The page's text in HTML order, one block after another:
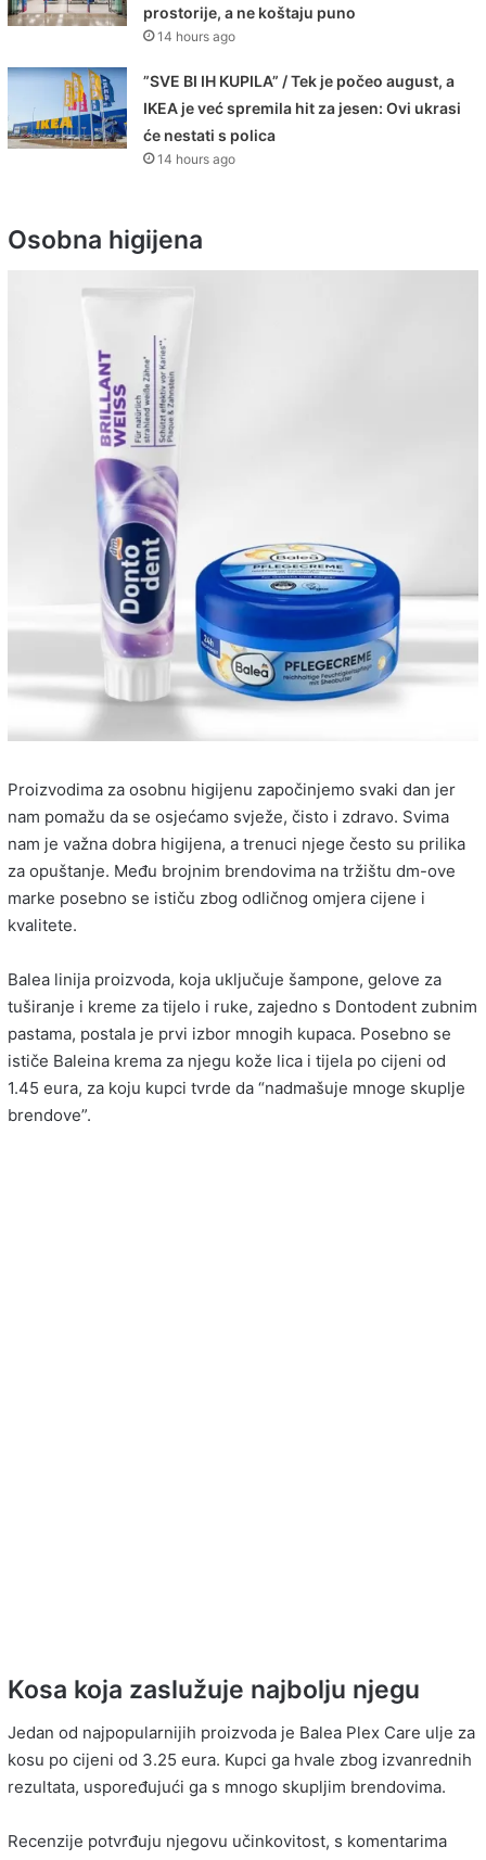
prostorije, a ne koštaju puno
14 hours ago
”SVE BI IH KUPILA” / Tek je počeo august, a
IKEA je već spremila hit za jesen: Ovi ukrasi
će nestati s polica
14 hours ago
Osobna higijena
Proizvodima za osobnu higijenu započinjemo svaki dan jer
nam pomažu da se osjećamo svježe, čisto i zdravo. Svima
nam je važna dobra higijena, a trenuci njege često su prilika
za opuštanje. Među brojnim brendovima na tržištu dm-ove
marke posebno se ističu zbog odličnog omjera cijene i
kvalitete.
Balea linija proizvoda, koja uključuje šampone, gelove za
tuširanje i kreme za tijelo i ruke, zajedno s Dontodent zubnim
pastama, postala je prvi izbor mnogih kupaca. Posebno se
ističe Baleina krema za njegu kože lica i tijela po cijeni od
1.45 eura, za koju kupci tvrde da “nadmašuje mnoge skuplje
brendove”.
Kosa koja zaslužuje najbolju njegu
Jedan od najpopularnijih proizvoda je Balea Plex Care ulje za
kosu po cijeni od 3.25 eura. Kupci ga hvale zbog izvanrednih
rezultata, uspoređujući ga s mnogo skupljim brendovima.
Recenzije potvrđuju njegovu učinkovitost, s komentarima